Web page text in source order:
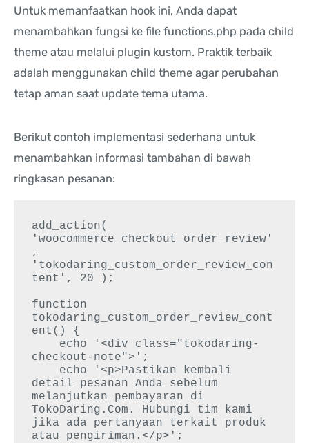
Untuk memanfaatkan hook ini, Anda dapat
menambahkan fungsi ke file functions.php pada child
theme atau melalui plugin kustom. Praktik terbaik
adalah menggunakan child theme agar perubahan
tetap aman saat update tema utama.
Berikut contoh implementasi sederhana untuk
menambahkan informasi tambahan di bawah
ringkasan pesanan:
add_action(
'woocommerce_checkout_order_review'
,
'tokodaring_custom_order_review_con
tent', 20 );
function
tokodaring_custom_order_review_cont
ent() {
checkout-note">';
detail pesanan Anda sebelum
melanjutkan pembayaran di
TokoDaring.Com. Hubungi tim kami
jika ada pertanyaan terkait produk
atau pengiriman.</p>';